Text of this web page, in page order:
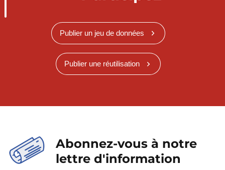
Publier un jeu de données
Publier une réutilisation
Abonnez-vous à notre
lettre d'information